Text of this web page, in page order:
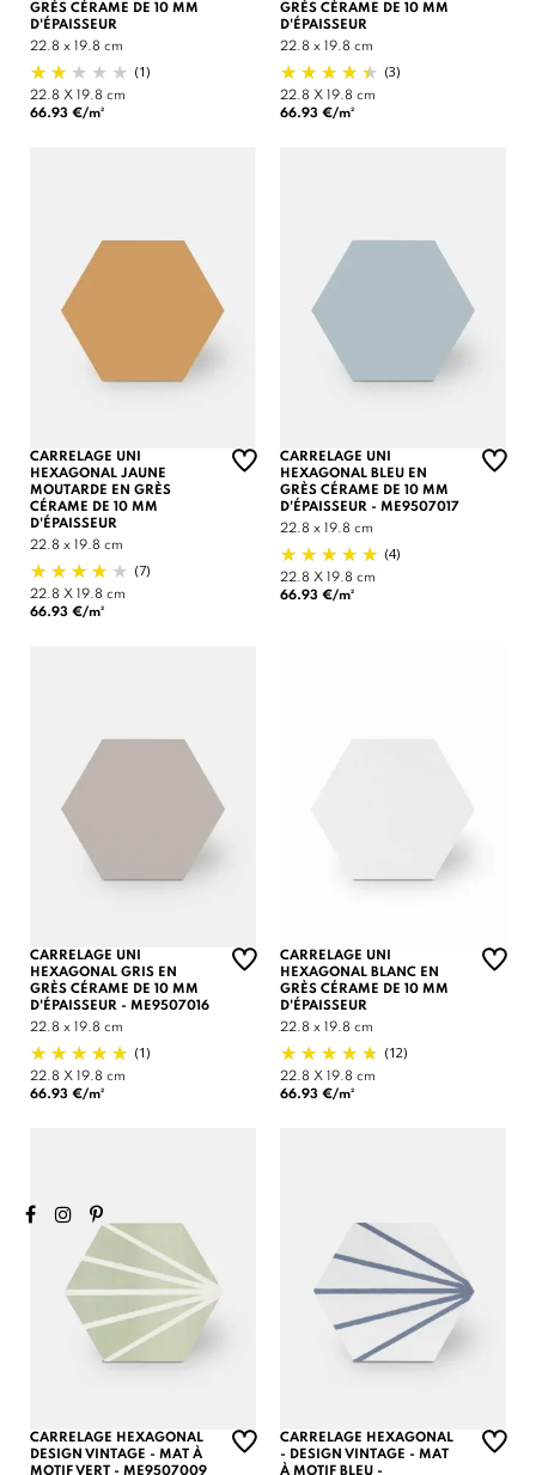
GRÈS CÉRAME DE 10 MM
D'ÉPAISSEUR
22.8 x 19.8 cm
(1)
22.8 X 19.8 cm
66.93 €/m²
GRÈS CÉRAME DE 10 MM
D'ÉPAISSEUR
22.8 x 19.8 cm
(3)
22.8 X 19.8 cm
66.93 €/m²
CARRELAGE UNI
HEXAGONAL JAUNE
MOUTARDE EN GRÈS
CÉRAME DE 10 MM
D'ÉPAISSEUR
22.8 x 19.8 cm
(7)
22.8 X 19.8 cm
66.93 €/m²
CARRELAGE UNI
HEXAGONAL BLEU EN
GRÈS CÉRAME DE 10 MM
D'ÉPAISSEUR - ME9507017
22.8 x 19.8 cm
(4)
22.8 X 19.8 cm
66.93 €/m²
CARRELAGE UNI
HEXAGONAL GRIS EN
GRÈS CÉRAME DE 10 MM
D'ÉPAISSEUR - ME9507016
22.8 x 19.8 cm
(1)
22.8 X 19.8 cm
66.93 €/m²
CARRELAGE UNI
HEXAGONAL BLANC EN
GRÈS CÉRAME DE 10 MM
D'ÉPAISSEUR
22.8 x 19.8 cm
(12)
22.8 X 19.8 cm
66.93 €/m²
CARRELAGE HEXAGONAL
DESIGN VINTAGE - MAT À
MOTIF VERT - ME9507009
CARRELAGE HEXAGONAL
- DESIGN VINTAGE - MAT
À MOTIF BLEU -